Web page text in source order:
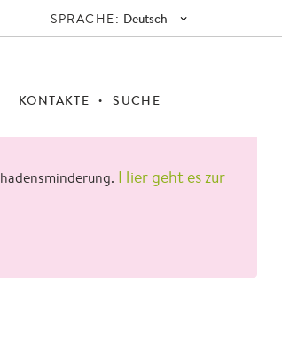
Deutsch
SPRACHE:
KONTAKTE SUCHE
Hier geht es zur